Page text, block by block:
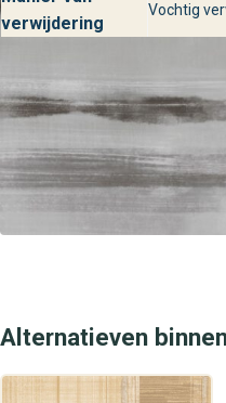
Wil je het behang in het echt
langs in een van onze
klaar om stalen te tonen,
helpen bij het kiezen van de
haal je met Noordwand
stijlvol en design behang in
verwijdering
Vochtig
Alternatieven